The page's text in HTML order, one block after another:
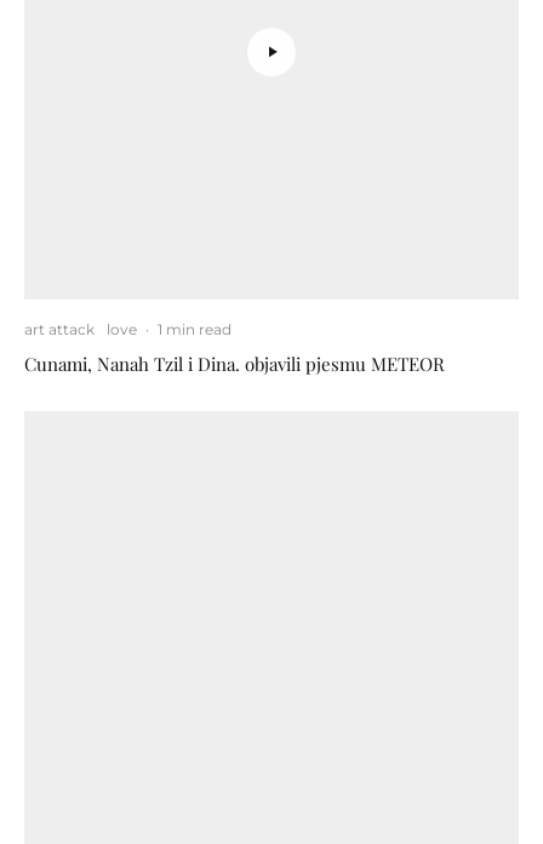
art attack love · 1 min read
Cunami, Nanah Tzil i Dina. objavili pjesmu METEOR